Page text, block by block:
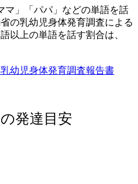
マ」「パパ」などの単語を話
の乳幼児身体発育調査による
以上の単語を話す割合は、
幼児身体発育調査報告書
発達目安